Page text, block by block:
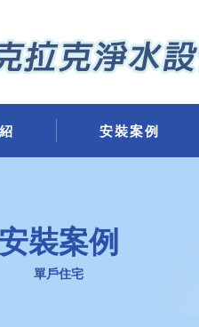
安裝案例
安裝案例
單戶住宅